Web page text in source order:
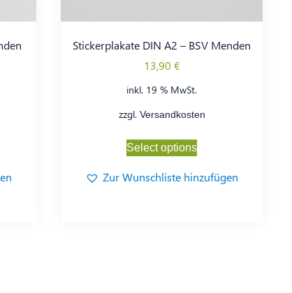
Stickerplakate DIN A2 – BSV Menden
13,90 €
inkl. 19 % MwSt.
zzgl. Versandkosten
Select options
Zur Wunschliste hinzufügen